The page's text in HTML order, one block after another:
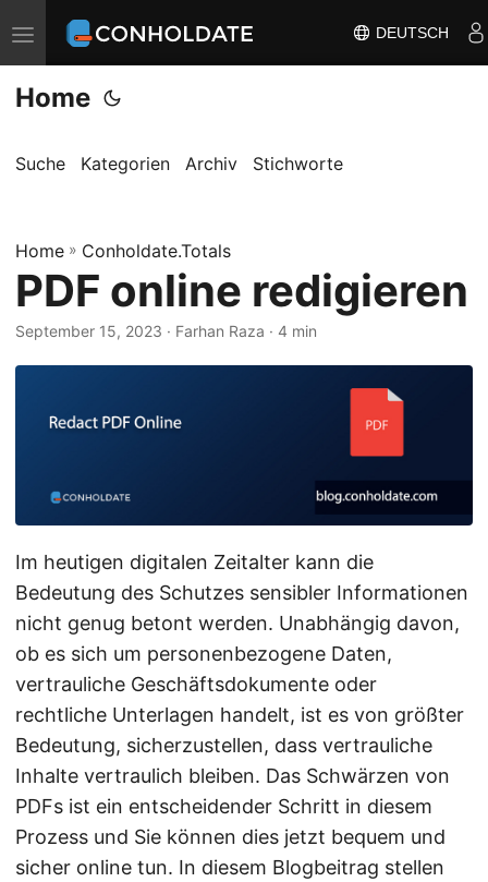
N
a
v
g
i
o
n
u
l
t
e
n
DEUTSCH
Home
Suche Kategorien Archiv Stichworte
Home » Conholdate.Totals
PDF online redigieren
September 15, 2023 ‎ · Farhan Raza · 4 min
Im heutigen digitalen Zeitalter kann die
Bedeutung des Schutzes sensibler Informationen
nicht genug betont werden. Unabhängig davon,
ob es sich um personenbezogene Daten,
vertrauliche Geschäftsdokumente oder
rechtliche Unterlagen handelt, ist es von größter
Bedeutung, sicherzustellen, dass vertrauliche
Inhalte vertraulich bleiben. Das Schwärzen von
PDFs ist ein entscheidender Schritt in diesem
Prozess und Sie können dies jetzt bequem und
sicher online tun. In diesem Blogbeitrag stellen